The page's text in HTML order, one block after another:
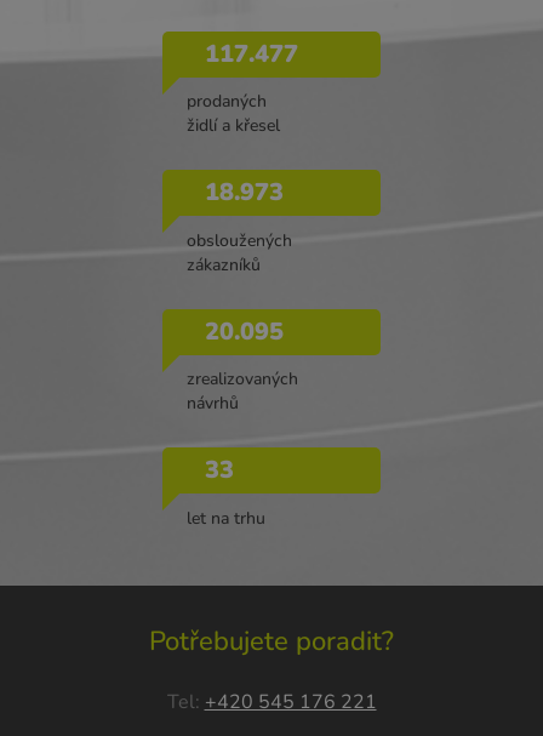
117.477
prodaných
židlí a křesel
18.973
obsloužených
zákazníků
20.095
zrealizovaných
návrhů
33
let na trhu
Potřebujete poradit?
Tel: +420 545 176 221